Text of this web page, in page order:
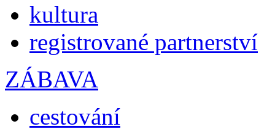
kultura
registrované partnerství
ZÁBAVA
cestování